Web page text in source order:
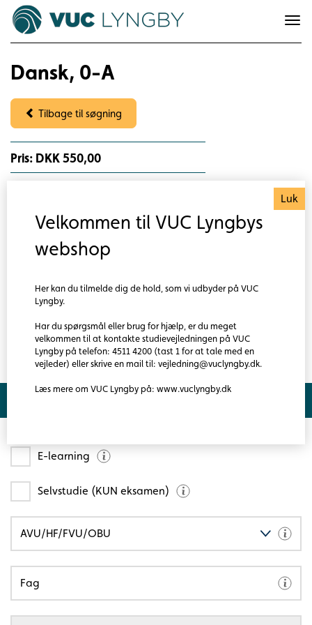
Dansk, 0-A
Tilbage til søgning
Pris: DKK 550,00
Faget er obligatorisk i en fuld hf. I Dansk lærer du om
litteratur, sprog og medier.
Læs mere om faget her
Eksamen:
Mundtlig: 30 minutter med 60 minutters forberedelse.
Adgangskrav
til at gå på hf.
Læs mere
E-learning
Selvstudie (KUN eksamen)
AVU/HF/FVU/OBU
Fag
Velkommen til VUC Lyngbys
webshop
Her kan du tilmelde dig de hold, som vi udbyder på VUC
Lyngby.
Har du spørgsmål eller brug for hjælp, er du meget
velkommen til at kontakte studievejledningen på VUC
Lyngby på telefon: 4511 4200 (tast 1 for at tale med en
vejleder) eller skrive en mail til: vejledning@vuclyngby.dk.
Læs mere om VUC Lyngby på: www.vuclyngby.dk
Luk